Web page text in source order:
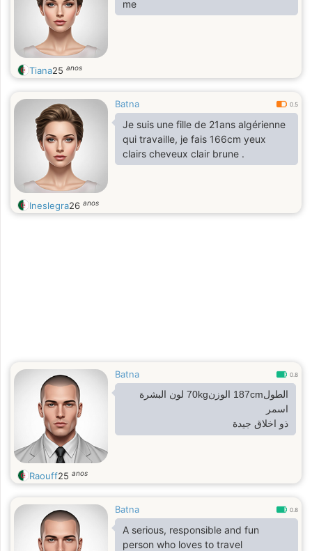
me
Tiana25 anos
Batna 0.5
Je suis une fille de 21ans algérienne
qui travaille, je fais 166cm yeux
clairs cheveux clair brune .
Ineslegra26 anos
Batna 0.8
الطول187cm الوزن70kg لون البشرة
اسمر
ذو اخلاق جيدة
Raouff25 anos
Batna 0.8
A serious, responsible and fun
person who loves to travel